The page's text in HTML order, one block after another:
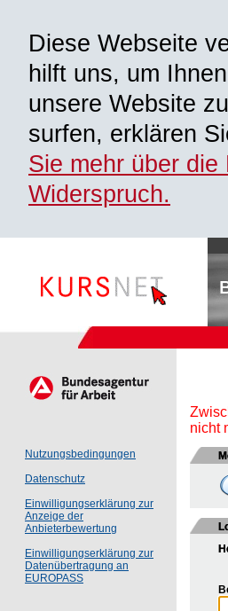
Diese Webseite
hilft uns, um
unsere Website
surfen, erklären
Sie mehr über
Widerspruch.
Nutzungsbedingungen
Datenschutz
Einwilligungserklärung zur
Anzeige der
Anbieterbewertung
Einwilligungserklärung zur
Datenübertragung an
EUROPASS
nicht